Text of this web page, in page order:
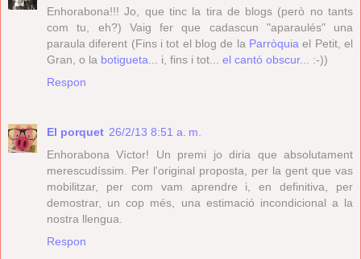
Enhorabona!!! Jo, que tinc la tira de blogs (però no tants
com tu, eh?) Vaig fer que cadascun "aparaulés" una
paraula diferent (Fins i tot el blog de la Parròquia el Petit, el
Gran, o la botigueta ... i, fins i tot... el cantó obscur... :-))
Respon
El porquet 26/2/13 8:51 a. m.
Enhorabona Víctor! Un premi jo diria que absolutament
merescudíssim. Per l'original proposta, per la gent que vas
mobilitzar, per com vam aprendre i, en definitiva, per
demostrar, un cop més, una estimació incondicional a la
nostra llengua.
Respon